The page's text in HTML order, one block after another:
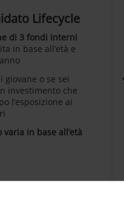
Lifecycle
di 3 fondi interni
in base all’età e
giovane o se sei
investimento che
l’esposizione ai
in base all’età